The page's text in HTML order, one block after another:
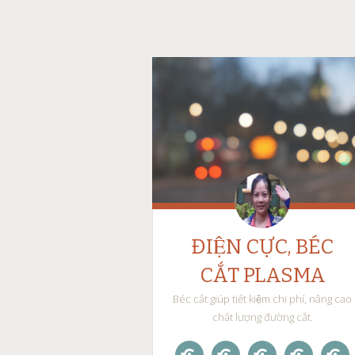
ĐIỆN CỰC, BÉC
CẮT PLASMA
Béc cắt giúp tiết kiệm chi phí, nâng cao
chất lượng đường cắt.